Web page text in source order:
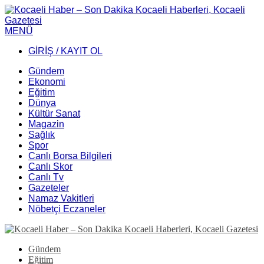
MENÜ
GİRİŞ / KAYIT OL
Gündem
Ekonomi
Eğitim
Dünya
Kültür Sanat
Magazin
Sağlık
Spor
Canlı Borsa Bilgileri
Canlı Skor
Canlı Tv
Gazeteler
Namaz Vakitleri
Nöbetçi Eczaneler
Gündem
Eğitim